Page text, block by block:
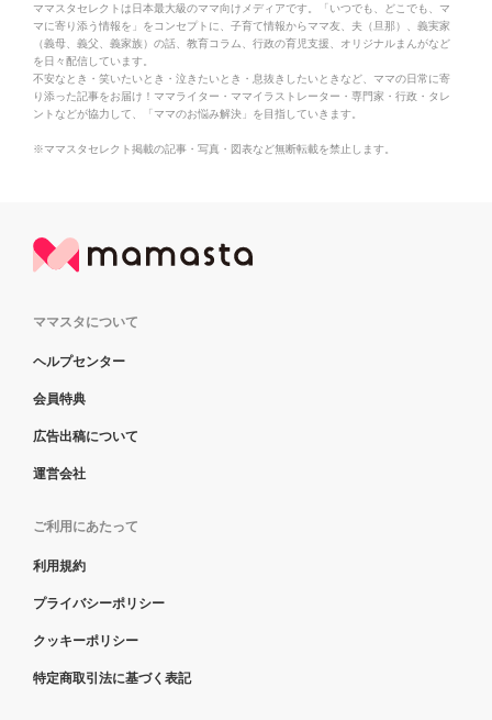
ママスタセレクトは日本最大級のママ向けメディアです。「いつでも、どこでも、マ
マに寄り添う情報を」をコンセプトに、子育て情報からママ友、夫（旦那）、義実家
（義母、義父、義家族）の話、教育コラム、行政の育児支援、オリジナルまんがなど
を日々配信しています。
不安なとき・笑いたいとき・泣きたいとき・息抜きしたいときなど、ママの日常に寄
り添った記事をお届け！ママライター・ママイラストレーター・専門家・行政・タレ
ントなどが協力して、「ママのお悩み解決」を目指していきます。
※ママスタセレクト掲載の記事・写真・図表など無断転載を禁止します。
ママスタについて
ヘルプセンター
会員特典
広告出稿について
運営会社
ご利用にあたって
利用規約
プライバシーポリシー
クッキーポリシー
特定商取引法に基づく表記